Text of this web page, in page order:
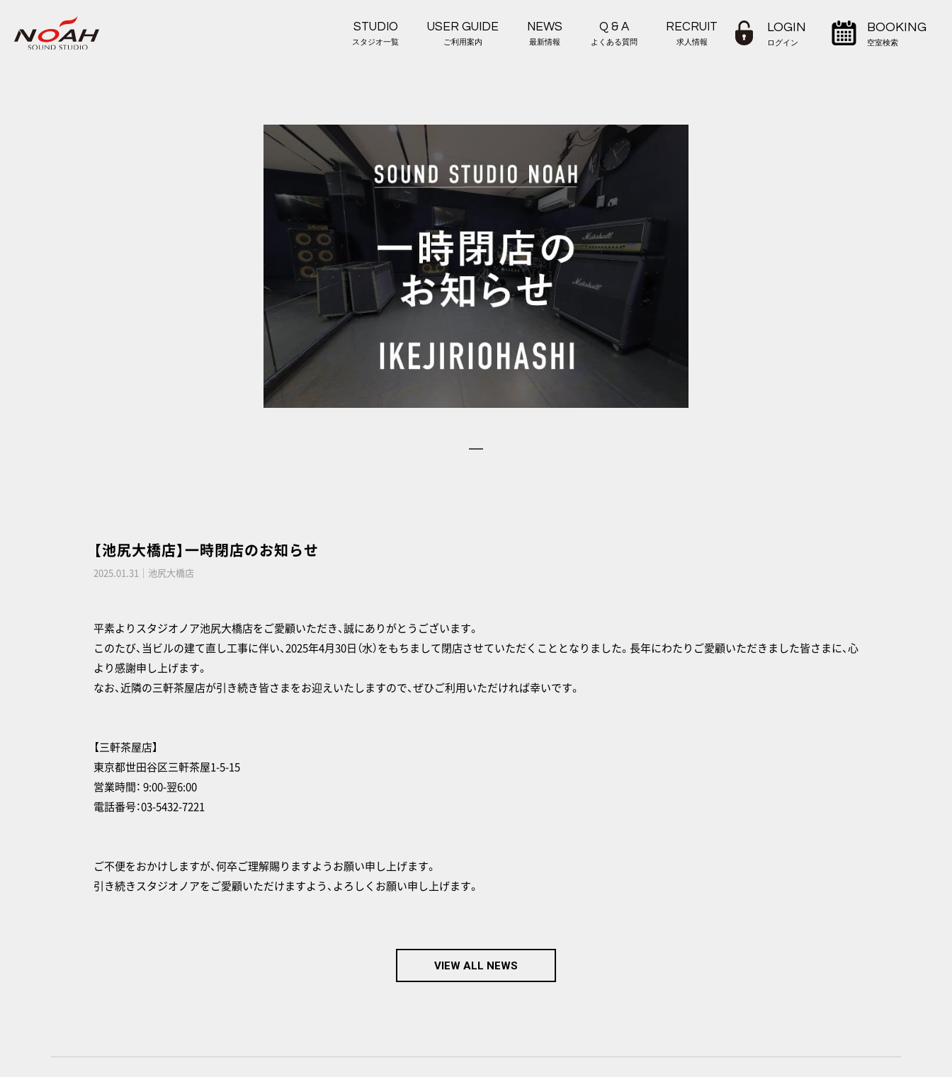
STUDIO
スタジオ一覧
USER GUIDE
ご利用案内
NEWS
最新情報
Q & A
よくある質問
RECRUIT
求人情報
LOGIN
ログイン
BOOKING
空室検索
【池尻大橋店】一時閉店のお知らせ
2025.01.31｜池尻大橋店
平素よりスタジオノア池尻大橋店をご愛顧いただき、誠にありがとうございます。
このたび、当ビルの建て直し工事に伴い、2025年4月30日（水）をもちまして閉店させていただくこととなりました。長年にわたりご愛顧いただきました皆さまに、心
より感謝申し上げます。
なお、近隣の三軒茶屋店が引き続き皆さまをお迎えいたしますので、ぜひご利用いただければ幸いです。
【三軒茶屋店】
東京都世田谷区三軒茶屋1-5-15
営業時間： 9:00-翌6:00
電話番号：03-5432-7221
ご不便をおかけしますが、何卒ご理解賜りますようお願い申し上げます。
引き続きスタジオノアをご愛顧いただけますよう、よろしくお願い申し上げます。
VIEW ALL NEWS